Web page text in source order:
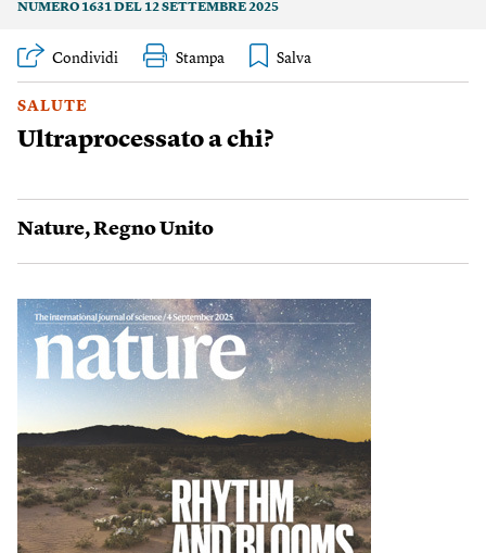
NUMERO 1631 DEL 12 SETTEMBRE 2025
Condividi Stampa
SALUTE
Ultraprocessato a chi?
Nature,Regno Unito